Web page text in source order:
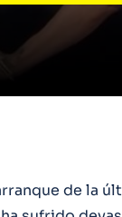
de la